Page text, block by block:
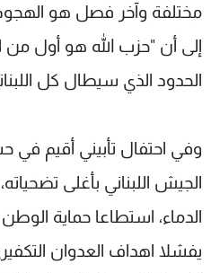
مختلفة وآخر فصل هو
إلى أن "حزب الله هو أول من
الحدود الذي سيطال كل
وفي احتفال تأبيني أقيم في
الجيش اللبناني بأغلى
الدماء، استطاعا حماية
يفشلا اهداف العدوان